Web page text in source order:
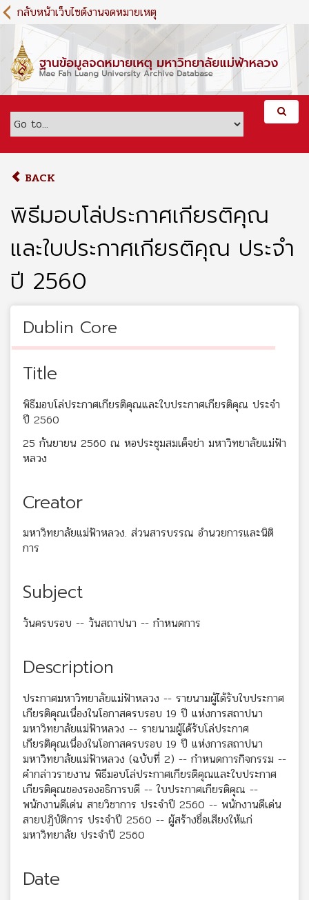
S
k
m
c
กลับหน้าเว็บไซต์งานจดหมายเหตุ
BACK
พิธีมอบโล่ประกาศเกียรติคุณ
และใบประกาศเกียรติคุณ ประจำ
ปี 2560
Dublin Core
Title
พิธีมอบโล่ประกาศเกียรติคุณและใบประกาศเกียรติคุณ ประจำ
ปี 2560
25 กันยายน 2560 ณ หอประชุมสมเด็จย่า มหาวิทยาลัยแม่ฟ้า
หลวง
Creator
มหาวิทยาลัยแม่ฟ้าหลวง. ส่วนสารบรรณ อำนวยการและนิติ
การ
Subject
วันครบรอบ -- วันสถาปนา -- กำหนดการ
Description
ประกาศมหาวิทยาลัยแม่ฟ้าหลวง -- รายนามผู้ได้รับใบประกาศ
เกียรติคุณเนื่องในโอกาสครบรอบ 19 ปี แห่งการสถาปนา
มหาวิทยาลัยแม่ฟ้าหลวง -- รายนามผู้ได้รับโล่ประกาศ
เกียรติคุณเนื่องในโอกาสครบรอบ 19 ปี แห่งการสถาปนา
มหาวิทยาลัยแม่ฟ้าหลวง (ฉบับที่ 2) -- กำหนดการกิจกรรม --
คำกล่าวรายงาน พิธีมอบโล่ประกาศเกียรติคุณและใบประกาศ
เกียรติคุณของรองอธิการบดี -- ใบประกาศเกียรติคุณ --
พนักงานดีเด่น สายวิชาการ ประจำปี 2560 -- พนักงานดีเด่น
สายปฎิบัติการ ประจำปี 2560 -- ผู้สร้างชื่อเสียงให้แก่
มหาวิทยาลัย ประจำปี 2560
Date